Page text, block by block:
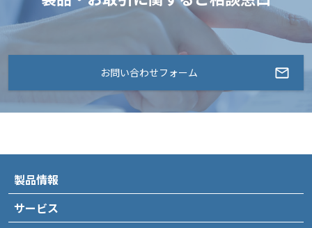
お問い合わせフォーム
製品情報
サービス